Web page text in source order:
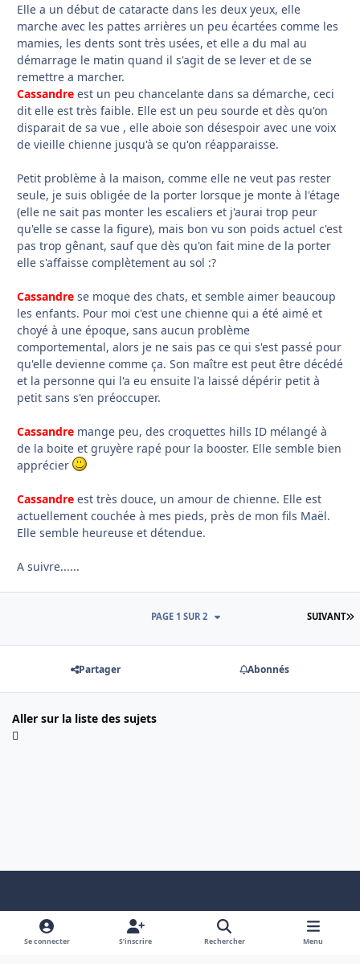
Elle a un début de cataracte dans les deux yeux, elle
marche avec les pattes arrières un peu écartées comme les
mamies, les dents sont très usées, et elle a du mal au
démarrage le matin quand il s'agit de se lever et de se
remettre a marcher.
Cassandre est un peu chancelante dans sa démarche, ceci
dit elle est très faible. Elle est un peu sourde et dès qu'on
disparait de sa vue , elle aboie son désespoir avec une voix
de vieille chienne jusqu'à se qu'on réapparaisse.
Petit problème à la maison, comme elle ne veut pas rester
seule, je suis obligée de la porter lorsque je monte à l'étage
(elle ne sait pas monter les escaliers et j'aurai trop peur
qu'elle se casse la figure), mais bon vu son poids actuel c'est
pas trop gênant, sauf que dès qu'on fait mine de la porter
elle s'affaisse complètement au sol :?
Cassandre se moque des chats, et semble aimer beaucoup
les enfants. Pour moi c'est une chienne qui a été aimé et
choyé à une époque, sans aucun problème
comportemental, alors je ne sais pas ce qui s'est passé pour
qu'elle devienne comme ça. Son maître est peut être décédé
et la personne qui l'a eu ensuite l'a laissé dépérir petit à
petit sans s'en préoccuper.
Cassandre mange peu, des croquettes hills ID mélangé à
de la boite et gruyère rapé pour la booster. Elle semble bien
apprécier
Cassandre est très douce, un amour de chienne. Elle est
actuellement couchée à mes pieds, près de mon fils Maël.
Elle semble heureuse et détendue.
A suivre......
SUIVANT
PAGE 1 SUR 2
Partager Abonnés
Aller sur la liste des sujets
Light ModeDark ModeSystem Preference x
Se connecter S’inscrire Rechercher Menu